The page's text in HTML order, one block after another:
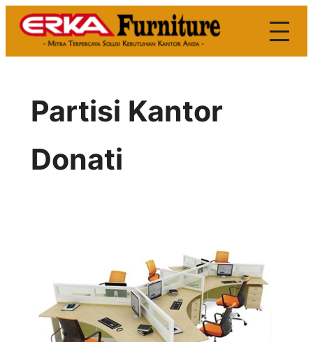
Skip
Partisi Kantor
Donati